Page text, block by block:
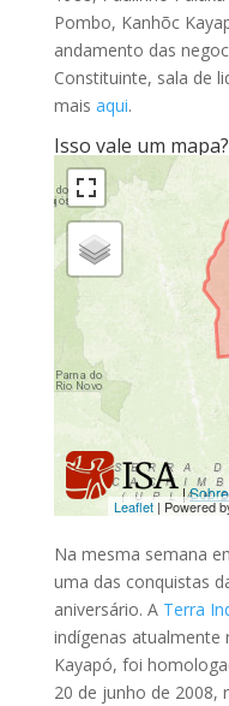
Pombo, Kanhõc
andamento das
Constituinte, sala de
mais aqui.
Isso vale um mapa?
Na mesma semana
uma das conquistas
aniversário. A Terra
indígenas atualmente
Kayapó, foi
20 de junho de 2008,